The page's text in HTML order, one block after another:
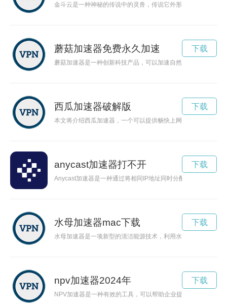
金斗云是一种神秘的传说中的灵兽，传说它外形宛如金色云朵
蘑菇加速器免费永久加速
蘑菇加速器是一种创新科技产品，可以加速自然界中的蘑菇生
下载
西瓜加速器破解版
本文将介绍西瓜加速器，一个可以提供畅快上网体验的网络加
下载
anycast加速器打不开
Anycast加速器是一种通过将相同IP地址同时分配给多个服务器
下载
水母加速器mac下载
水母加速器是一项新型的清洁能源技术，利用水母的自然生理
下载
npv加速器2024年
NPV加速器是一种有效的工具，可以帮助企业提高投资决策的
下载